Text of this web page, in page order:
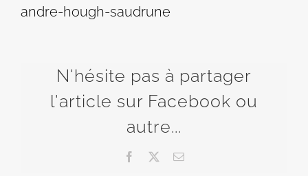
andre-hough-saudrune
N'hésite pas à partager
l'article sur Facebook ou
autre...
Facebook Email